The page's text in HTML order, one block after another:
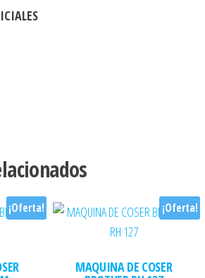
¡Oferta! ¡Oferta!
MAQUINA DE COSER